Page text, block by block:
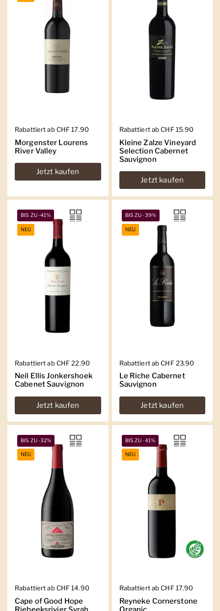
Regulärer Preis
Rabattiert ab CHF 17.90
Morgenster Lourens
River Valley
Jetzt kaufen
Regulärer Preis
Rabattiert ab CHF 15.90
Kleine Zalze Vineyard
Selection Cabernet
Sauvignon
Jetzt kaufen
Regulärer Preis
Rabattiert ab CHF 22.90
Neil Ellis Jonkershoek
Cabenet Sauvignon
Jetzt kaufen
BIS ZU -41%
NEU
Regulärer Preis
Rabattiert ab CHF 23.90
Le Riche Cabernet
Sauvignon
Jetzt kaufen
BIS ZU -39%
NEU
Regulärer Preis
Rabattiert ab CHF 14.90
Cape of Good Hope
BIS ZU -32%
NEU
Regulärer Preis
Rabattiert ab CHF 17.90
Reyneke Cornerstone
BIS ZU -41%
NEU